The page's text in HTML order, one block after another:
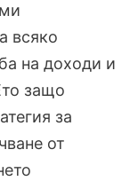
всяко
на доходи и
защо
за
от